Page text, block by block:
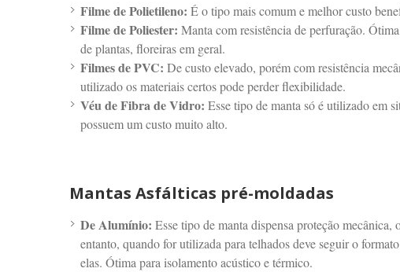
Filme de Polietileno: É o tipo mais comum e melhor custo
Filme de Poliester: Manta com resistência de perfuração.
de plantas, floreiras em geral.
Filmes de PVC: De custo elevado, porém com resistência
utilizado os materiais certos pode perder flexibilidade.
Véu de Fibra de Vidro: Esse tipo de manta só é utilizado em
possuem um custo muito alto.
Mantas Asfálticas pré-moldadas
De Alumínio: Esse tipo de manta dispensa proteção mecânica,
entanto, quando for utilizada para telhados deve seguir o
elas. Ótima para isolamento acústico e térmico.